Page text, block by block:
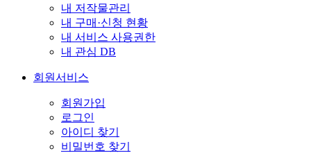
내 저작물관리
내 구매·신청 현황
내 서비스 사용권한
내 관심 DB
회원서비스
회원가입
로그인
아이디 찾기
비밀번호 찾기